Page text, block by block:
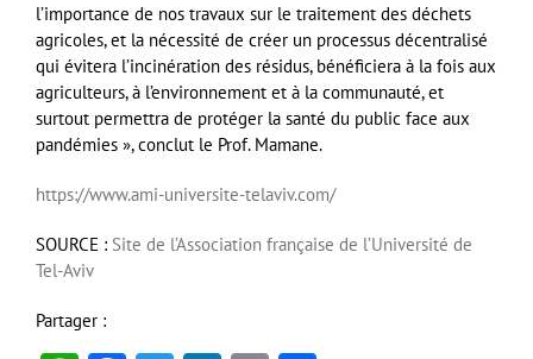
l’importance de nos travaux sur le traitement des déchets
agricoles, et la nécessité de créer un processus décentralisé
qui évitera l’incinération des résidus, bénéficiera à la fois aux
agriculteurs, à l’environnement et à la communauté, et
surtout permettra de protéger la santé du public face aux
pandémies », conclut le Prof. Mamane.
https://www.ami-universite-telaviv.com/
SOURCE : Site de l’Association française de l’Université de
Tel-Aviv
Partager :